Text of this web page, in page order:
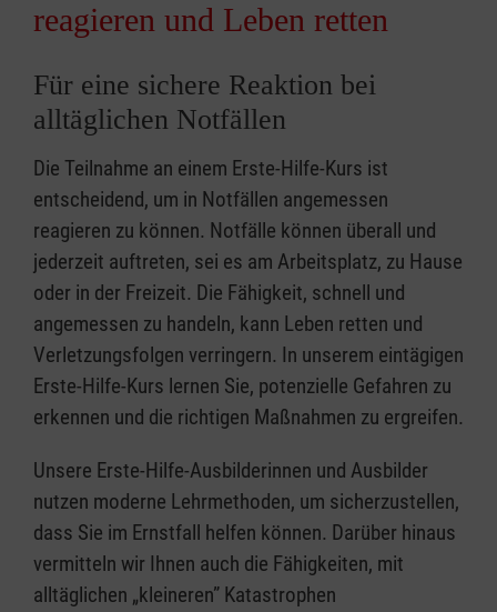
reagieren und Leben retten
Für eine sichere Reaktion bei
alltäglichen Notfällen
Die Teilnahme an einem Erste-Hilfe-Kurs ist
entscheidend, um in Notfällen angemessen
reagieren zu können. Notfälle können überall und
jederzeit auftreten, sei es am Arbeitsplatz, zu Hause
oder in der Freizeit. Die Fähigkeit, schnell und
angemessen zu handeln, kann Leben retten und
Verletzungsfolgen verringern. In unserem eintägigen
Erste-Hilfe-Kurs lernen Sie, potenzielle Gefahren zu
erkennen und die richtigen Maßnahmen zu ergreifen.
Unsere Erste-Hilfe-Ausbilderinnen und Ausbilder
nutzen moderne Lehrmethoden, um sicherzustellen,
dass Sie im Ernstfall helfen können. Darüber hinaus
vermitteln wir Ihnen auch die Fähigkeiten, mit
alltäglichen „kleineren” Katastrophen